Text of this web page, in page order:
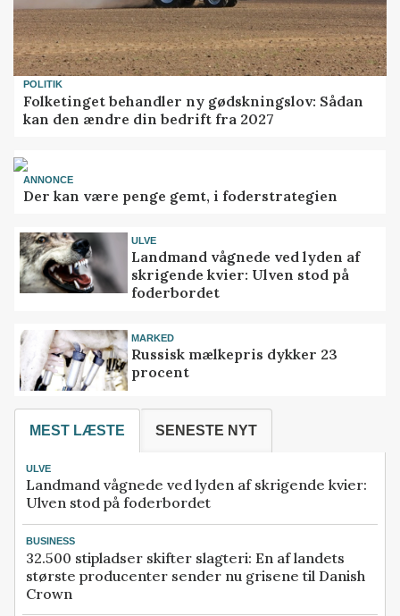
POLITIK
Folketinget behandler ny gødskningslov: Sådan
kan den ændre din bedrift fra 2027
ANNONCE
Der kan være penge gemt, i foderstrategien
ULVE
Landmand vågnede ved lyden af
skrigende kvier: Ulven stod på
foderbordet
MARKED
Russisk mælkepris dykker 23
procent
MEST LÆSTE SENESTE NYT
ULVE
Landmand vågnede ved lyden af skrigende kvier:
Ulven stod på foderbordet
BUSINESS
32.500 stipladser skifter slagteri: En af landets
største producenter sender nu grisene til Danish
Crown